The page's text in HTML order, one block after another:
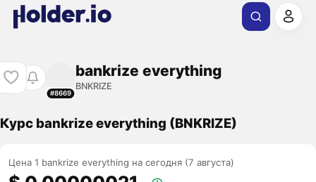
#8669
bankrize everything
BNKRIZE
Курс bankrize everything (BNKRIZE)
Цена 1 bankrize everything на сегодня (7 августа)